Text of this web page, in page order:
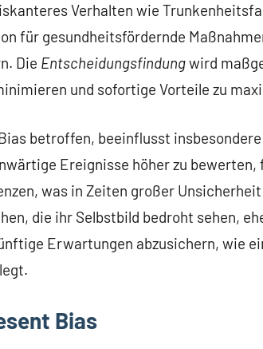
Verhalten wie
für gesundheitsfördernde
Die Entscheidungsfindungwird
und sofortige Vorteile zu
betroffen, beeinflusst
Ereignisse höher zu
was in Zeiten großer
die ihr Selbstbild bedroht sehen,
Erwartungen abzusichern, wie
Bias